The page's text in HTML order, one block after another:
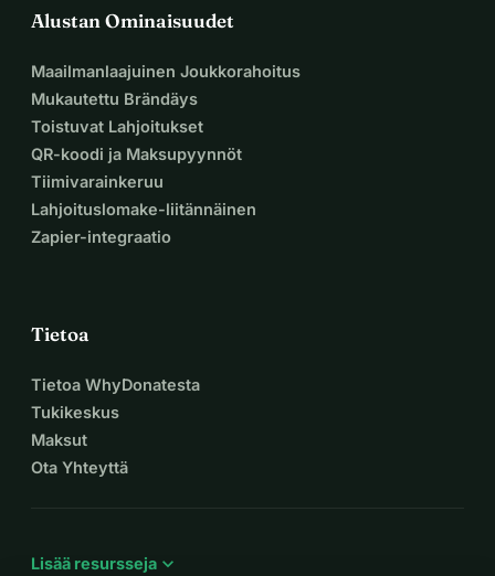
Alustan Ominaisuudet
Maailmanlaajuinen Joukkorahoitus
Mukautettu Brändäys
Toistuvat Lahjoitukset
QR-koodi ja Maksupyynnöt
Tiimivarainkeruu
Lahjoituslomake-liitännäinen
Zapier-integraatio
Tietoa
Tietoa WhyDonatesta
Tukikeskus
Maksut
Ota Yhteyttä
Lisää resursseja expand_more